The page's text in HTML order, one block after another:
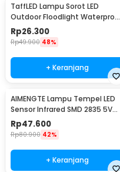
TaffLED Lampu Sorot LED
Outdoor Floodlight Waterproof
Cool White 50W - A8
Rp26.300
Rp49.900 48%
+ Keranjang
AIMENGTE Lampu Tempel LED
Sensor Infrared SMD 2835 5V
50cm - D2835
Rp47.600
Rp80.900 42%
+ Keranjang